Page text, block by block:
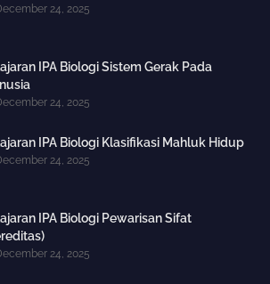
24, 2025
IPA Biologi Sistem Gerak Pada
24, 2025
IPA Biologi Klasifikasi Mahluk Hidup
24, 2025
IPA Biologi Pewarisan Sifat
24, 2025